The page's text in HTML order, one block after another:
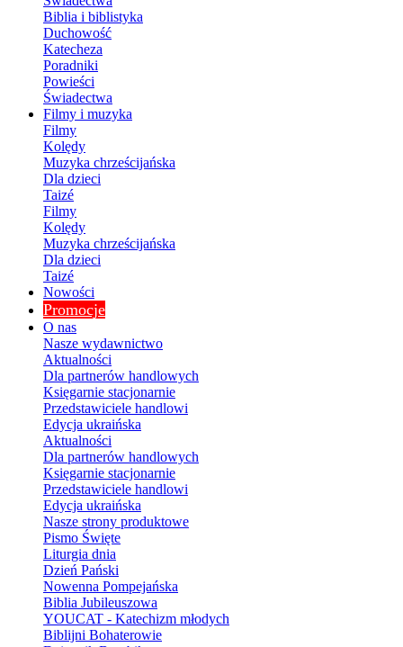
Biblia i biblistyka
Duchowość
Katecheza
Poradniki
Powieści
Świadectwa
Filmy i muzyka
Filmy
Kolędy
Muzyka chrześcijańska
Dla dzieci
Taizé
Filmy
Kolędy
Muzyka chrześcijańska
Dla dzieci
Taizé
Nowości
Promocje
O nas
Nasze wydawnictwo
Aktualności
Dla partnerów handlowych
Księgarnie stacjonarnie
Przedstawiciele handlowi
Edycja ukraińska
Aktualności
Dla partnerów handlowych
Księgarnie stacjonarnie
Przedstawiciele handlowi
Edycja ukraińska
Nasze strony produktowe
Pismo Święte
Liturgia dnia
Dzień Pański
Nowenna Pompejańska
Biblia Jubileuszowa
YOUCAT - Katechizm młodych
Biblijni Bohaterowie